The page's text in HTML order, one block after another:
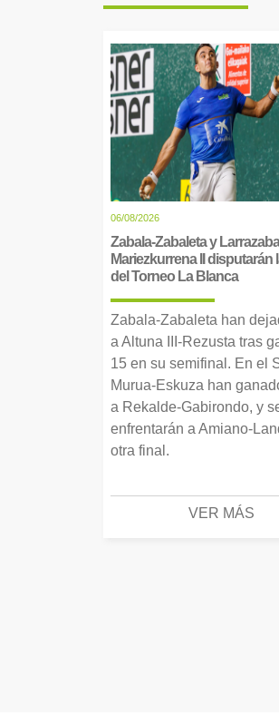
06/08/2026
Zabala-Zabaleta y
Mariezkurrena II disputarán
del Torneo La Blanca
Zabala-Zabaleta han
a Altuna III-Rezusta tras
15 en su semifinal. En el
Murua-Eskuza han
a Rekalde-Gabirondo, y
enfrentarán a Amiano-
otra final.
VER MÁS